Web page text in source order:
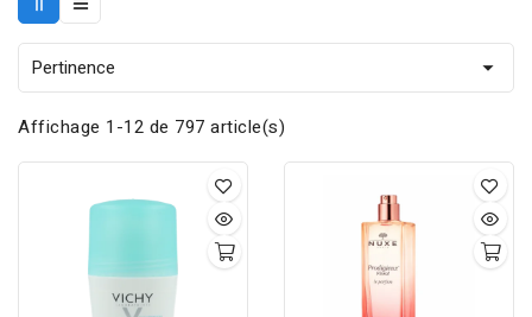
Pertinence 
Affichage 1-12 de 797 article(s)